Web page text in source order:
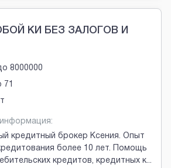
КИ БЕЗ ЗАЛОГОВ И
8000000
71
кредитный брокер Ксения. Опыт
более 10 лет. Помощь
кредитов, кредитных к...